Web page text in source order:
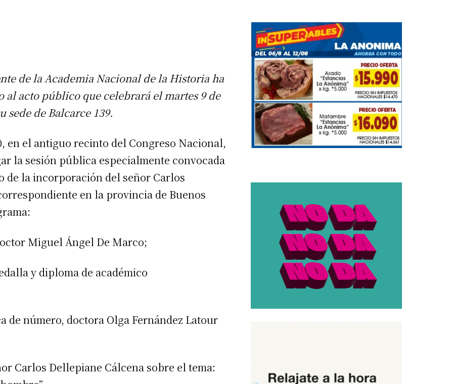
de la Academia Nacional de la Historia ha
al acto público que celebrará el martes 9 de
sede de Balcarce 139.
en el antiguo recinto del Congreso Nacional,
la sesión pública especialmente convocada
de la incorporación del señor Carlos
en la provincia de Buenos
Miguel Ángel De Marco;
y diploma de académico
de número, doctora Olga Fernández Latour
Carlos Dellepiane Cálcena sobre el tema: